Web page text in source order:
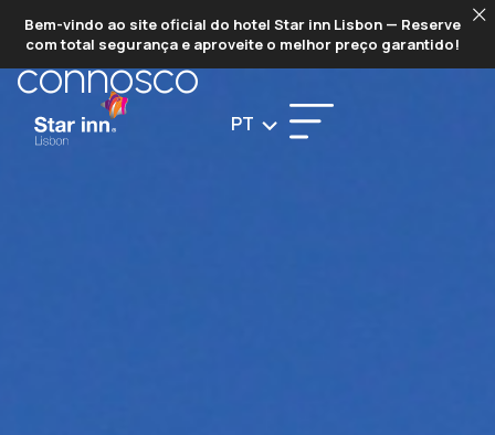
Bem-vindo ao site oficial do hotel Star inn Lisbon — Reserve
com total segurança e aproveite o melhor preço garantido!
PT
FALE
connosco